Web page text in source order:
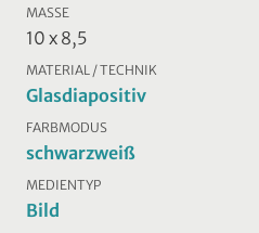
MASSE
10 x 8,5
MATERIAL / TECHNIK
Glasdiapositiv
FARBMODUS
schwarzweiß
MEDIENTYP
Bild